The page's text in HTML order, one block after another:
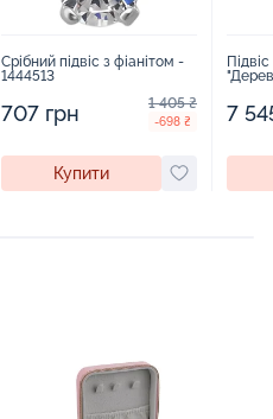
Срібний підвіс з фіанітом -
1444513
707 грн 1 405 ₴
-698 ₴
Купити
7